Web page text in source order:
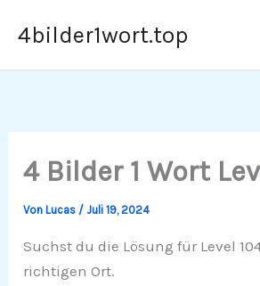
Inhalt
4bilder1wort.top
4 Bilder 1 Wort
VonLucas /Juli 19, 2024
Suchst du die Lösung für Level
richtigen Ort.